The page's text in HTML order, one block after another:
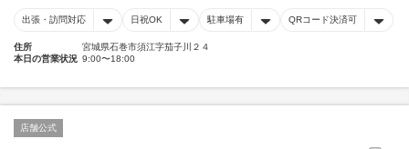
出張・訪問対応 日祝OK 駐車場有 QRコード決済可
住所
宮城県石巻市須江字茄子川２４
本日の営業状況 9:00〜18:00
店舗公式